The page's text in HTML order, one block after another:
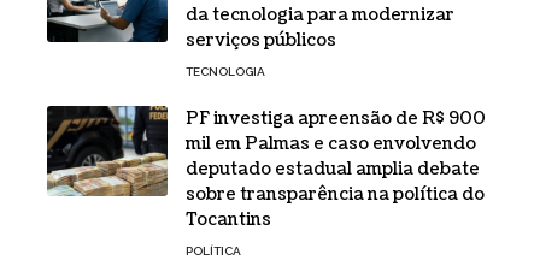
da tecnologia para modernizar
serviços públicos
TECNOLOGIA
PF investiga apreensão de R$ 900
mil em Palmas e caso envolvendo
deputado estadual amplia debate
sobre transparência na política do
Tocantins
POLÍTICA